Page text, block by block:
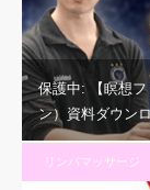
保護中: 【瞑想
ン）資料ダウン
リンパマッサージ